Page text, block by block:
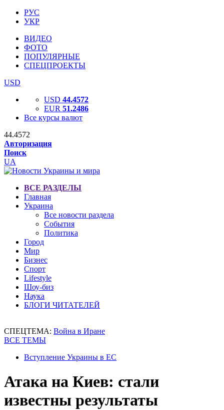
РУС
УКР
ВИДЕО
ФОТО
ПОПУЛЯРНЫЕ
СПЕЦПРОЕКТЫ
USD
USD 44.4572
EUR 51.2486
Все курсы валют
44.4572
Авторизация
Поиск
UA
ВСЕ РАЗДЕЛЫ
Главная
Украина
Все новости раздела
События
Политика
Город
Мир
Бизнес
Спорт
Lifestyle
Шоу-биз
Наука
БЛОГИ ЧИТАТЕЛЕЙ
СПЕЦТЕМА: Война в Иране
ВСЕ ТЕМЫ
Вступление Украины в ЕС
Атака на Киев: стали
известны результаты